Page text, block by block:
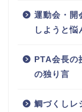
運動会・開
しようと
PTA会長
の独り言
鯛づくしレ